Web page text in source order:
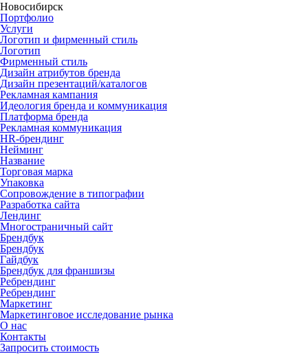
Новосибирск
Портфолио
Услуги
Логотип и фирменный стиль
Логотип
Фирменный стиль
Дизайн атрибутов бренда
Дизайн презентаций/каталогов
Рекламная кампания
Идеология бренда и коммуникация
Платформа бренда
Рекламная коммуникация
HR-брендинг
Нейминг
Название
Торговая марка
Упаковка
Сопровождение в типографии
Разработка сайта
Лендинг
Многостраничный сайт
Брендбук
Брендбук
Гайдбук
Брендбук для франшизы
Ребрендинг
Ребрендинг
Маркетинг
Маркетинговое исследование рынка
О нас
Контакты
Запросить стоимость